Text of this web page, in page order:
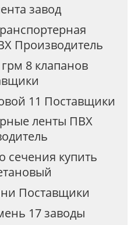
завод
Производитель
8 клапанов
11 Поставщики
ленты ПВХ
сечения купить
Поставщики
17 заводы